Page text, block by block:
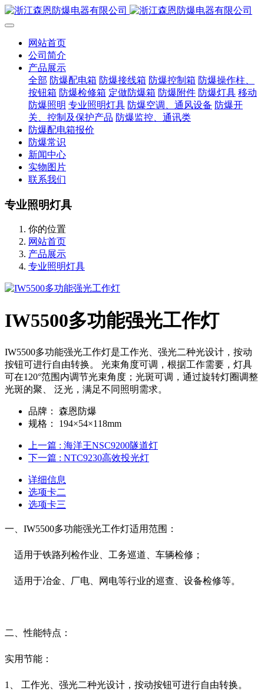
网站首页
公司简介
产品展示
全部 防爆配电箱 防爆接线箱 防爆控制箱 防爆操作柱、
按钮箱 防爆检修箱 定做防爆箱 防爆附件 防爆灯具 移动
防爆照明 专业照明灯具 防爆空调、通风设备 防爆开
关、控制及保护产品 防爆监控、通讯类
防爆配电箱报价
防爆常识
新闻中心
实物图片
联系我们
专业照明灯具
你的位置
网站首页
产品展示
专业照明灯具
IW5500多功能强光工作灯
IW5500多功能强光工作灯是工作光、强光二种光设计，按动
按钮可进行自由转换。 光束角度可调，根据工作需要，灯具
可在120°范围内调节光束角度；光斑可调，通过旋转灯圈调整
光斑的聚、 泛光，满足不同照明需求。
品牌：
森恩防爆
规格：
194×54×118mm
上一篇 : 海洋王NSC9200隧道灯
下一篇 : NTC9230高效投光灯
详细信息
选项卡二
选项卡三
一、IW5500多功能强光工作灯适用范围：
适用于铁路列检作业、工务巡道、车辆检修；
适用于冶金、厂电、网电等行业的巡查、设备检修等。
二、性能特点：
实用节能：
1、 工作光、强光二种光设计，按动按钮可进行自由转换。